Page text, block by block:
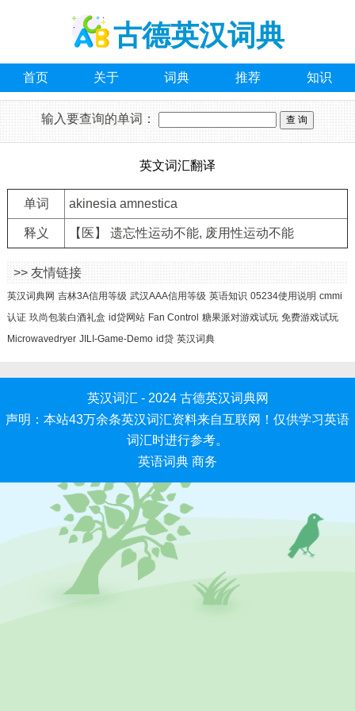
古德英汉词典
首页 关于 词典 推荐 知识
输入要查询的单词：
英文词汇翻译
单词 akinesia amnestica
释义 【医】 遗忘性运动不能, 废用性运动不能
>> 友情链接
英汉词典网 吉林3A信用等级 武汉AAA信用等级 英语知识 05234使用说明 cmmi
认证 玖尚包装白酒礼盒 id贷网站 Fan Control 糖果派对游戏试玩 免费游戏试玩
Microwavedryer JILI-Game-Demo id贷 英汉词典
英汉词汇 - 2024 古德英汉词典网
声明：本站43万余条英汉词汇资料来自互联网！仅供学习英语
词汇时进行参考。
英语词典 商务